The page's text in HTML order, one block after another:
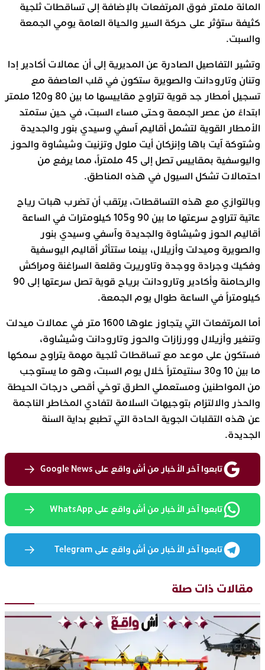
المائة ملمتر فوق المرتفعات بالإضافة إلى تساقطات ثلجية
كثيفة ستؤثر على حركة السير والحياة العامة يومي الجمعة
والسبت.
وتشير التفاصيل الصادرة عن المديرية إلى أن عمالات أكادير إدا
وتنان وتارودانت والصويرة ستكون في قلب العاصفة مع
تسجيل أمطار جد قوية تتراوح مقاييسها ما بين 80 و120 ملمتر
ابتداءً من عصر الجمعة وحتى مساء السبت، في حين ستمتد
الأمطار القوية لتشمل أقاليم آسفي وسيدي بنور والجديدة
وشتوكة آيت باها وإنزكان أيت ملول وتزنيت وشيشاوة والحوز
واليوسفية بمقاييس تصل إلى 45 ملمتراً، مما يرفع من
احتمالات تشكل السيول في هذه المناطق.
وبالتوازي مع هذه التساقطات، يرتقب أن تضرب هبات رياح
عاتية تتراوح سرعتها ما بين 90 و105 كيلومترات في الساعة
أقاليم الحوز وشيشاوة والجديدة وآسفي وسيدي بنور
والصويرة وميدلت وأزيلال، بينما ستتأثر أقاليم اليوسفية
وفكيك وجرادة ووجدة وتاوريرت وقلعة السراغنة ومراكش
والرحامنة وأكادير وتارودانت برياح قوية تصل سرعتها إلى 90
كيلومتراً في الساعة طوال يوم الجمعة.
أما المرتفعات التي يتجاوز علوها 1600 متر في عمالات ميدلت
وتنغير وأزيلال وورزازات والحوز وتارودانت وشيشاوة،
فستكون على موعد مع تساقطات ثلجية مهمة يتراوح سمكها
ما بين 10 و30 سنتيمتراً خلال يوم السبت، وهو ما يستوجب
من المواطنين ومستعملي الطرق توخي أقصى درجات الحيطة
والحذر والالتزام بتوجيهات السلامة لتفادي المخاطر الناجمة
عن هذه التقلبات الجوية الحادة التي تطبع بداية السنة
الجديدة.
تابعوا آخر الأخبار من أش واقع على Google News
تابعوا آخر الأخبار من أش واقع على WhatsApp
تابعوا آخر الأخبار من أش واقع على Telegram
مقالات ذات صلة